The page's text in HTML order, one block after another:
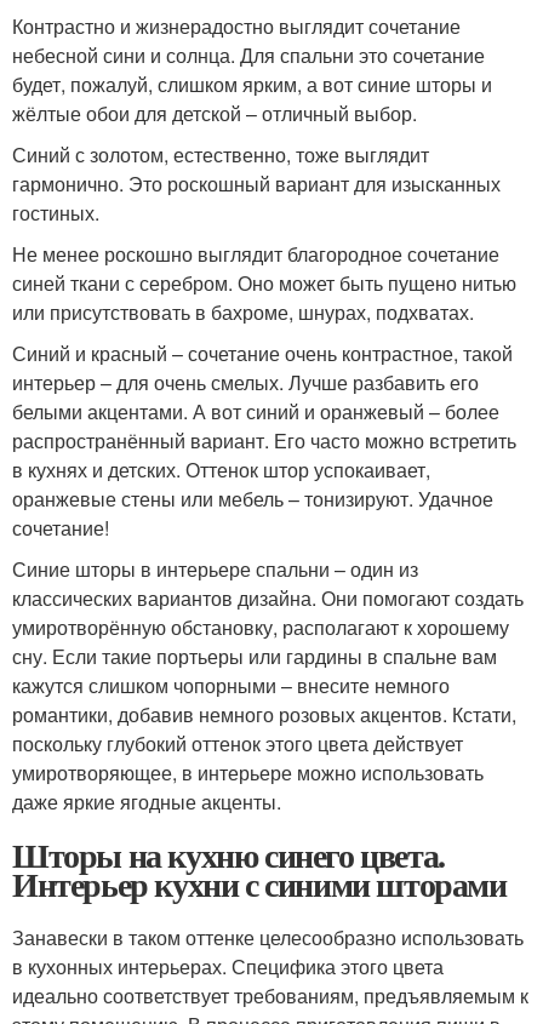
Контрастно и жизнерадостно выглядит сочетание
небесной сини и солнца. Для спальни это сочетание
будет, пожалуй, слишком ярким, а вот синие шторы и
жёлтые обои для детской – отличный выбор.
Синий с золотом, естественно, тоже выглядит
гармонично. Это роскошный вариант для изысканных
гостиных.
Не менее роскошно выглядит благородное сочетание
синей ткани с серебром. Оно может быть пущено нитью
или присутствовать в бахроме, шнурах, подхватах.
Синий и красный – сочетание очень контрастное, такой
интерьер – для очень смелых. Лучше разбавить его
белыми акцентами. А вот синий и оранжевый – более
распространённый вариант. Его часто можно встретить
в кухнях и детских. Оттенок штор успокаивает,
оранжевые стены или мебель – тонизируют. Удачное
сочетание!
Синие шторы в интерьере спальни – один из
классических вариантов дизайна. Они помогают создать
умиротворённую обстановку, располагают к хорошему
сну. Если такие портьеры или гардины в спальне вам
кажутся слишком чопорными – внесите немного
романтики, добавив немного розовых акцентов. Кстати,
поскольку глубокий оттенок этого цвета действует
умиротворяющее, в интерьере можно использовать
даже яркие ягодные акценты.
Шторы на кухню синего цвета.
Интерьер кухни с синими шторами
Занавески в таком оттенке целесообразно использовать
в кухонных интерьерах. Специфика этого цвета
идеально соответствует требованиям, предъявляемым к